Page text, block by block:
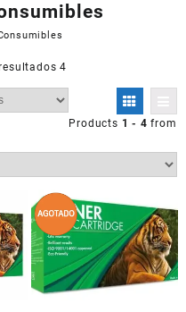
4
Products 1 - 4 from